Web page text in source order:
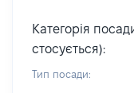
Категорія
стосується):
Тип посади: